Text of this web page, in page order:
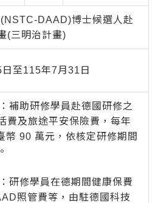
DAAD)博士候選人赴
(三明治計畫)
至115年7月31日
補助研修學員赴德國研修之
費及旅途平安保險費，每年
幣 90 萬元，依核定研修期間
研修學員在德期間健康保費
照管費等，由駐德國科技